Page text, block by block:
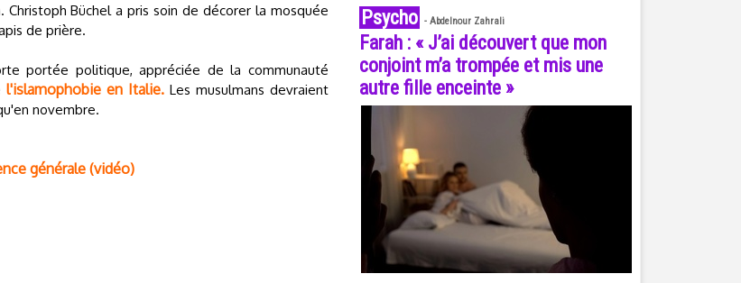
Büchel a pris soin de décorer la mosquée
de prière.
portée politique, appréciée de la communauté
l'islamophobie en Italie.Les musulmans devraient
novembre.
générale (vidéo)
Psycho - Abdelnour Zahrali
Farah : « J’ai découvert que mon
conjoint m’a trompée et mis une
autre fille enceinte »